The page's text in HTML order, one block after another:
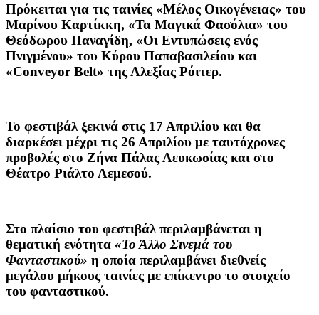
Πρόκειται για τις ταινίες «Μέλος Οικογένειας» του
Μαρίνου Καρτίκκη, «Τα Μαγικά Φασόλια» του
Θεόδωρου Παναγίδη, «Οι Εντυπώσεις ενός
Πνιγμένου» του Κύρου Παπαβασιλείου και
«Conveyor Belt» της Αλεξίας Ρόιτερ.
Το φεστιβάλ ξεκινά στις 17 Απριλίου και θα
διαρκέσει μέχρι τις 26 Απριλίου με ταυτόχρονες
προβολές στο Ζήνα Πάλας Λευκωσίας και στο
Θέατρο Ριάλτο Λεμεσού.
Στο πλαίσιο του φεστιβάλ περιλαμβάνεται η
θεματική ενότητα «Το Άλλο Σινεμά του
Φανταστικού» η οποία περιλαμβάνει διεθνείς
μεγάλου μήκους ταινίες με επίκεντρο το στοιχείο
του φανταστικού.